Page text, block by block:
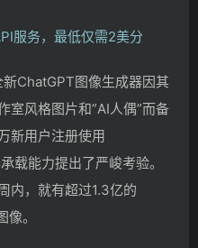
ChatGPT图像生成器因其
室风格图片和”AI人偶”而备
新用户注册使用
载能力提出了严峻考验。
内，就有超过1.3亿的
。